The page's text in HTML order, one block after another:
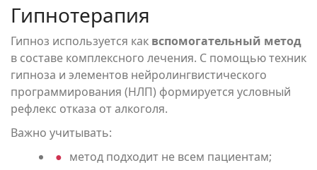
Гипнотерапия
Гипноз используется как вспомогательный метод
в составе комплексного лечения. С помощью техник
гипноза и элементов нейролингвистического
программирования (НЛП) формируется условный
рефлекс отказа от алкоголя.
Важно учитывать:
метод подходит не всем пациентам;